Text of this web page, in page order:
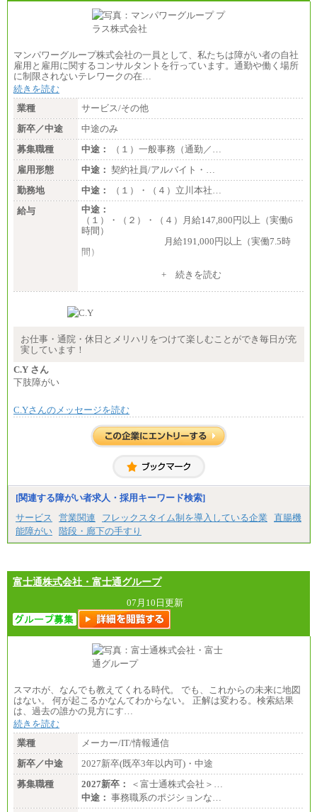
マンパワーグループ株式会社の一員として、私たちは障がい者の自社
雇用と雇用に関するコンサルタントを行っています。通勤や働く場所
に制限されないテレワークの在…
続きを読む
業種
サービス/その他
新卒／中途
中途のみ
募集職種
中途：
（１）一般事務（通勤／…
雇用形態
中途： 契約社員/アルバイト・…
勤務地
中途：
（１）・（４）立川本社…
給与
中途：
（１）・（２）・（４）月給147,800円以上（実働6
時間）
月給191,000円以上（実働7.5時
間）
（３）月給191,000円以上（実働7.5時間）
（５）月給147,800円以上（実働6時間）
時給 1,226円（実働4.5時間）
間額換算額）
・退職金相当手当 37円
+ 続きを読む
お仕事・通院・休日とメリハリをつけて楽しむことができ毎日が充
実しています！
C.Y さん
下肢障がい
C.Yさんのメッセージを読む
[関連する障がい者求人・採用キーワード検索]
サービス
営業関連 フレックスタイム制を導入している企業
直腸機
能障がい 階段・廊下の手すり
富士通株式会社・富士通グループ
07月10日更新
スマホが、なんでも教えてくれる時代。 でも、これからの未来に地図
はない。 何が起こるかなんてわからない。 正解は変わる。検索結果
は、過去の誰かの見方にす…
続きを読む
業種
メーカー/IT/情報通信
新卒／中途
2027新卒(既卒3年以内可)・中途
募集職種
2027新卒：
＜富士通株式会社＞…
中途： 事務職系のポジションな…